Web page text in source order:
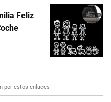
Feliz
por estos enlaces